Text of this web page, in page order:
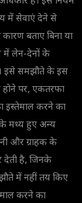
में सेवाएं देने से
बताए बिना या
में लेन-देनों के
इसे समझौते के इस
पर, एकतरफा
इस्तेमाल करने का
मध्य हुए अन्य
और ग्राहक के
देती है, जिनके
में नहीं तय किए
करने का